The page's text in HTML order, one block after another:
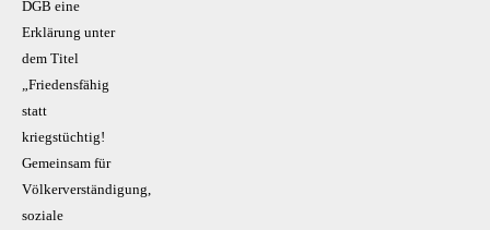
DGB eine
Erklärung unter
dem Titel
„Friedensfähig
statt
kriegstüchtig!
Gemeinsam für
Völkerverständigung,
soziale